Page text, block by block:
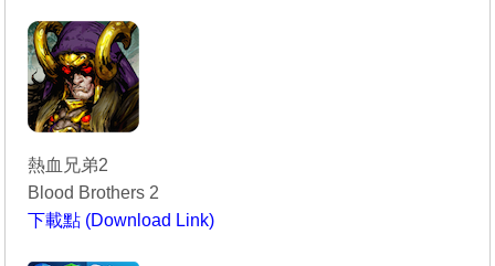
熱血兄弟2
Blood Brothers 2
下載點 (Download Link)